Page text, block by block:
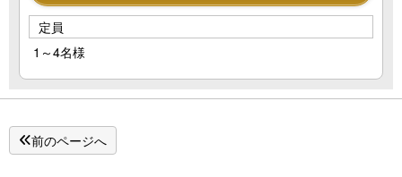
定員
1～4名様
前のページへ